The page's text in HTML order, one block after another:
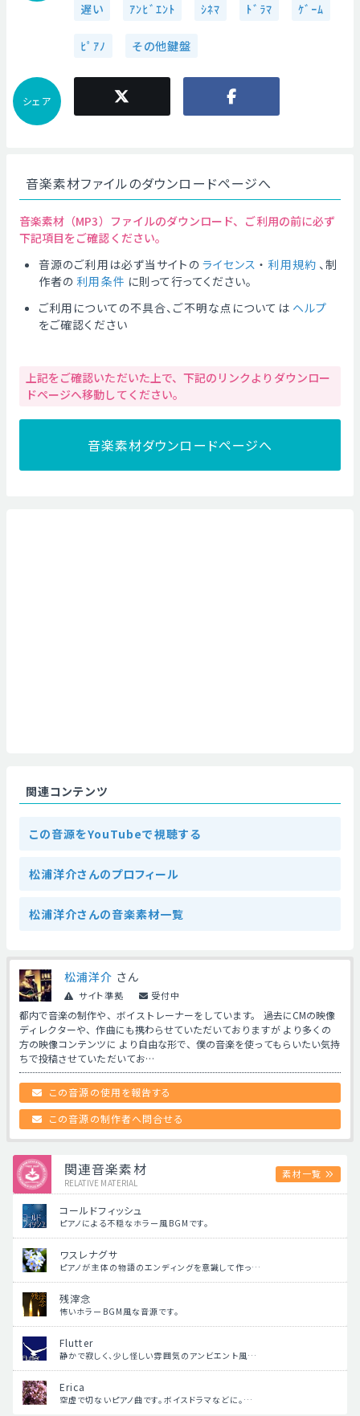
遅い ｱﾝﾋﾞｴﾝﾄ ｼﾈﾏ ﾄﾞﾗﾏ ｹﾞｰﾑ
ﾋﾟｱﾉ その他鍵盤
シェア
音楽素材ファイルのダウンロードページへ
音楽素材（MP3）ファイルのダウンロード、ご利用の前に必ず
下記項目をご確認ください。
音源のご利用は必ず当サイトの ライセンス ・ 利用規約 、制
作者の 利用条件 に則って行ってください。
ご利用についての不具合、ご不明な点については ヘルプ
をご確認ください
上記をご確認いただいた上で、下記のリンクよりダウンロー
ドページへ移動してください。
音楽素材ダウンロードページへ
関連コンテンツ
この音源をYouTubeで視聴する
松浦洋介さんのプロフィール
松浦洋介さんの音楽素材一覧
松浦洋介 さん
サイト準拠 受付中
都内で音楽の制作や、ボイストレーナーをしています。 過去にCMの映像
ディレクターや、作曲にも携わらせていただいておりますが より多くの
方の映像コンテンツに より自由な形で、僕の音楽を使ってもらいたい気持
ちで投稿させていただいてお…
この音源の使用を報告する
この音源の制作者へ問合せる
関連音楽素材
RELATIVE MATERIAL
素材一覧
コールドフィッシュ
ピアノによる不穏なホラー風BGMです。
ワスレナグサ
ピアノが主体の物語のエンディングを意識して作っ…
残滓念
怖いホラーBGM風な音源です。
Flutter
静かで寂しく、少し怪しい雰囲気のアンビエント風…
Erica
空虚で切ないピアノ曲です。ボイスドラマなどに。…